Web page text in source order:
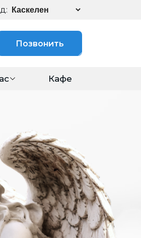
Позвонить
Кафе